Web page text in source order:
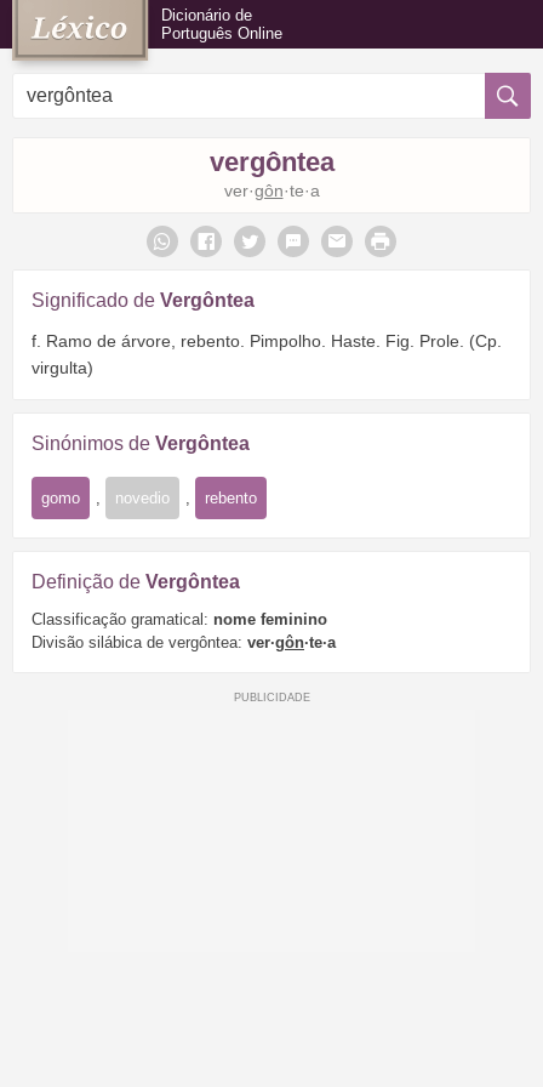
Dicionário de
Português Online
vergôntea
ver·gôn·te·a
Significado de Vergôntea
f. Ramo de árvore, rebento. Pimpolho. Haste. Fig. Prole. (Cp.
virgulta)
Sinónimos de Vergôntea
gomo novedio rebento
Definição de Vergôntea
Classificação gramatical: nome feminino
Divisão silábica de vergôntea: ver·gôn·te·a